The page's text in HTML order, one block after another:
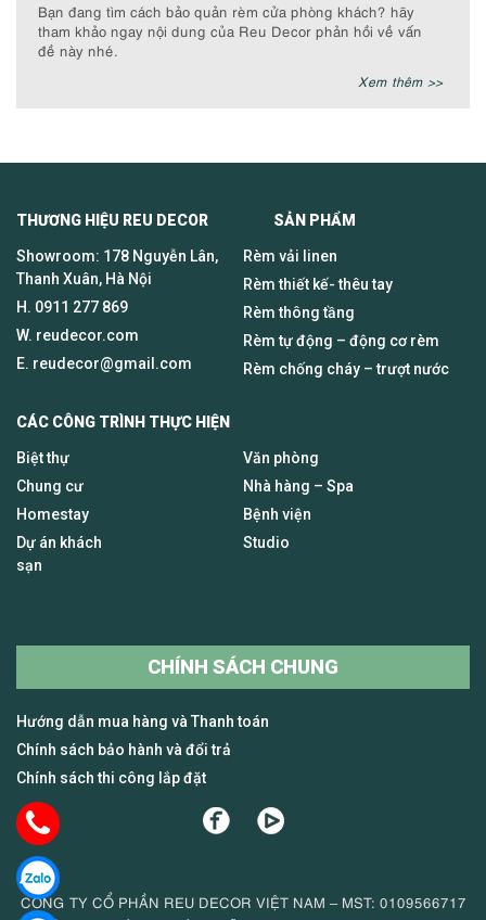
Bạn đang tìm cách bảo quản rèm cửa phòng khách? hãy
tham khảo ngay nội dung của Reu Decor phản hồi về vấn
đề này nhé.
Xem thêm >>
THƯƠNG HIỆU REU DECOR SẢN PHẨM
Showroom: 178 Nguyễn Lân,
Thanh Xuân, Hà Nội
H. 0911 277 869
W. reudecor.com
E. reudecor@gmail.com
Rèm vải linen
Rèm thiết kế- thêu tay
Rèm thông tầng
Rèm tự động – động cơ rèm
Rèm chống cháy – trượt nước
CÁC CÔNG TRÌNH THỰC HIỆN
Biệt thự
Chung cư
Homestay
Dự án khách
sạn
Văn phòng
Nhà hàng – Spa
Bệnh viện
Studio
CHÍNH SÁCH CHUNG
Hướng dẫn mua hàng và Thanh toán
Chính sách bảo hành và đổi trả
Chính sách thi công lắp đặt
CÔNG TY CỔ PHẦN REU DECOR VIỆT NAM – MST: 0109566717